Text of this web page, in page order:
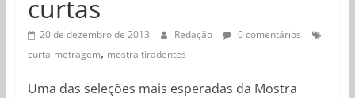
curtas
20 de dezembro de 2013 Redação
0 comentários
curta-metragem, mostra tiradentes
Uma das seleções mais esperadas da Mostra